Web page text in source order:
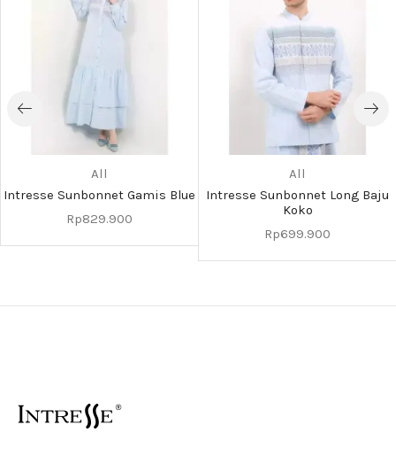
All
Intresse Sunbonnet Gamis Blue
Rp829.900
All
Intresse Sunbonnet Long Baju
Koko
Rp699.900